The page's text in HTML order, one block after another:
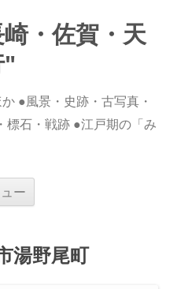
・佐賀・天
"
●風景・史跡・古写真・
標石・戦跡 ●江戸期の「み
ー
ス
キ
野尾町